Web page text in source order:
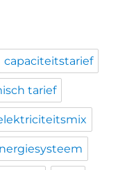
capaciteitstarief
tarief